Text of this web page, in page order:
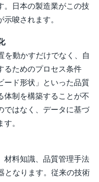
。日本の製造業がこの技
唆されます。
を動かすだけでなく、自
るためのプロセス条件
ード形状」といった品質
体制を構築することが不
ではなく、データに基づ
。
材料知識、品質管理手法
となります。従来の技術